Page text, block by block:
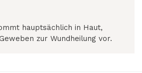
hauptsächlich in Haut,
zur Wundheilung vor.